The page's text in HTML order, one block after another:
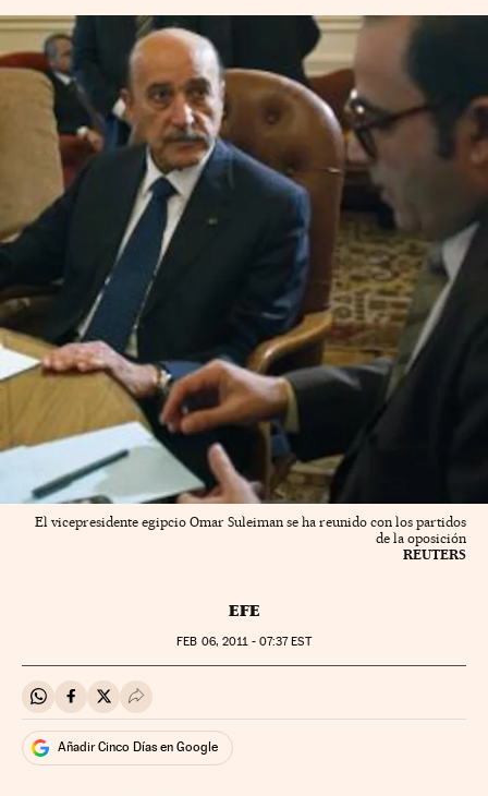
El vicepresidente egipcio Omar Suleiman se ha reunido con los partidos
de la oposición
REUTERS
EFE
FEB 06, 2011 - 07:37EST
Compartir en Whatsapp
Compartir en Facebook
Compartir en Twitter
Desplegar Redes Sociales
Añadir Cinco Días en Google